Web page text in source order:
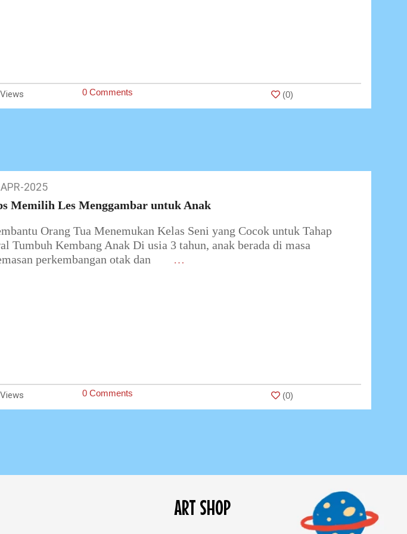
0 Comments (0)
2025
Memilih Les Menggambar untuk Anak
Orang Tua Menemukan Kelas Seni yang Cocok untuk Tahap
Tumbuh Kembang Anak Di usia 3 tahun, anak berada di masa
perkembangan otak dan
…
0 Comments (0)
ART SHOP